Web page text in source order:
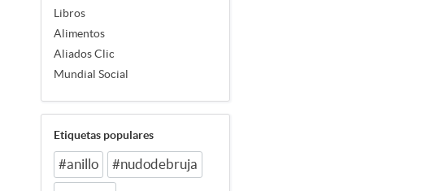
Libros
Alimentos
Aliados Clic
Mundial Social
Etiquetas populares
#anillo #nudodebruja